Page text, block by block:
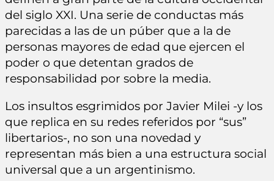
del siglo XXI. Una serie de conductas más
parecidas a las de un púber que a la de
personas mayores de edad que ejercen el
poder o que detentan grados de
responsabilidad por sobre la media.
Los insultos esgrimidos por Javier Milei -y los
que replica en su redes referidos por “sus”
libertarios-, no son una novedad y
representan más bien a una estructura social
universal que a un argentinismo.